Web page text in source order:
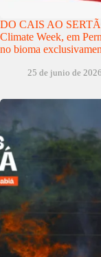
DO CAIS AO
Climate Week, em
no bioma
25 de junio de 2026